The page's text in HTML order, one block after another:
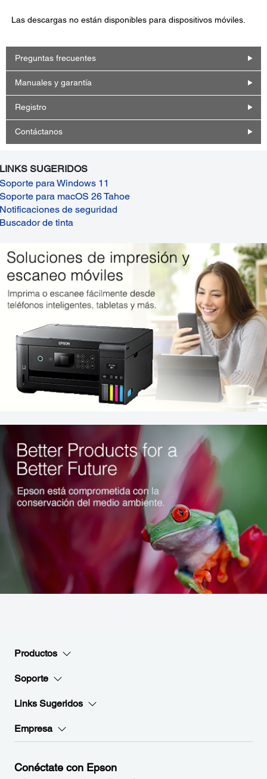
Las descargas no están disponibles para dispositivos móviles.
Preguntas frecuentes
Manuales y garantía
Registro
Contáctanos
LINKS SUGERIDOS
Soporte para Windows 11
Soporte para macOS 26 Tahoe
Notificaciones de seguridad
Buscador de tinta
Productos
Soporte
Links Sugeridos
Empresa
Conéctate con Epson